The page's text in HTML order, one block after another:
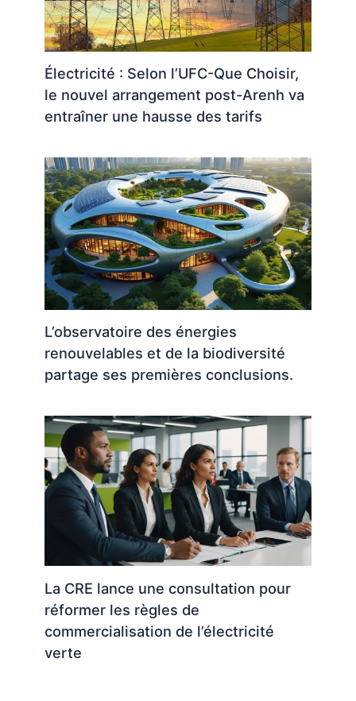
Électricité : Selon l’UFC-Que Choisir,
le nouvel arrangement post-Arenh va
entraîner une hausse des tarifs
L’observatoire des énergies
renouvelables et de la biodiversité
partage ses premières conclusions.
La CRE lance une consultation pour
réformer les règles de
commercialisation de l’électricité
verte